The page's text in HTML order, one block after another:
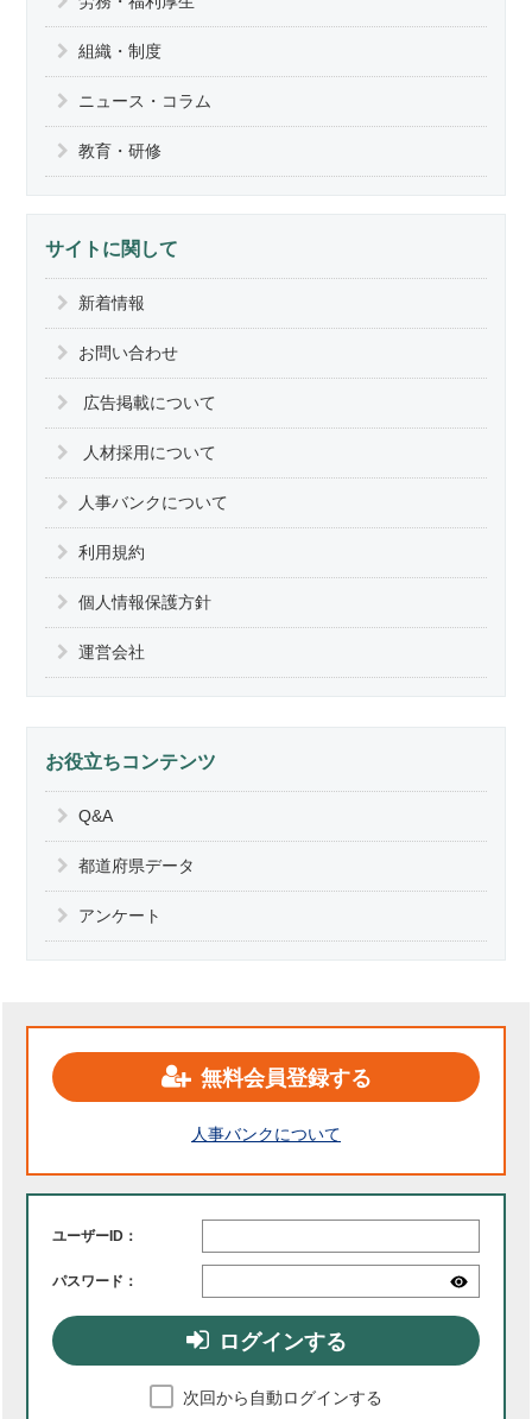
組織・制度
ニュース・コラム
教育・研修
サイトに関して
新着情報
お問い合わせ
広告掲載について
人材採用について
人事バンクについて
利用規約
個人情報保護方針
運営会社
お役立ちコンテンツ
Q&A
都道府県データ
アンケート
無料会員登録する
人事バンクについて
ユーザーID：
パスワード：
ログインする
次回から自動ログインする